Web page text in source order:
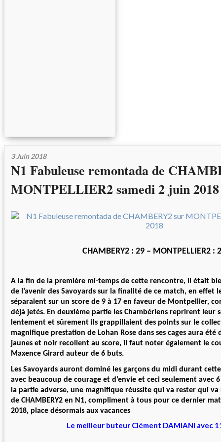
3 Juin 2018
N1 Fabuleuse remontada de
MONTPELLIER2 samedi 2 juin 2018
CHAMBERY2 : 29 – MONTPELLIER2 :
A la fin de la première mi-temps de cette rencontre, il était
de l’avenir des Savoyards sur la finalité de ce match, en effet
séparaient sur un score de 9 à 17 en faveur de Montpellier,
déjà jetés. En deuxième partie les Chambériens reprirent leur
lentement et sûrement ils grappillaient des points sur le
magnifique prestation de Lohan Rose dans ses cages aura
jaunes et noir recollent au score, il faut noter également le
Maxence Girard auteur de 6 buts.
Les Savoyards auront dominé les garçons du midi durant
avec beaucoup de courage et d’envie et ceci seulement avec
la partie adverse, une magnifique réussite qui va rester qui va
de CHAMBERY2 en N1, compliment à tous pour ce dernier
2018, place désormais aux vacances
Le meilleur buteur Clément DAMIANI avec